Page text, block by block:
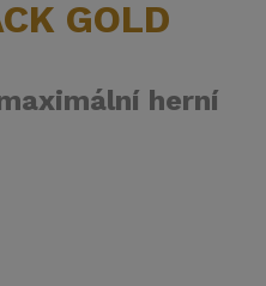
GOLD
herní